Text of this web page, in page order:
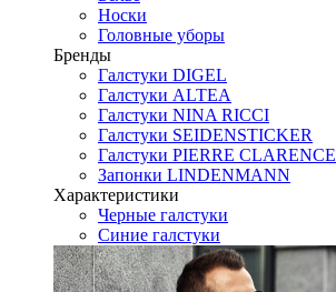
Носки
Головные уборы
Бренды
Галстуки DIGEL
Галстуки ALTEA
Галстуки NINA RICCI
Галстуки SEIDENSTICKER
Галстуки PIERRE CLARENCE
Запонки LINDENMANN
Характеристики
Черные галстуки
Синие галстуки